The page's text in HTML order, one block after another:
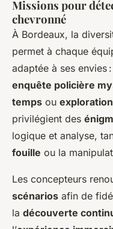
Missions pour
chevronné
À Bordeaux, la
permet à chaque
adaptée à ses envies :
enquête policière
temps ou
privilégient des
logique et analyse,
fouille ou la
Les concepteurs
scénarios afin de
la découverte